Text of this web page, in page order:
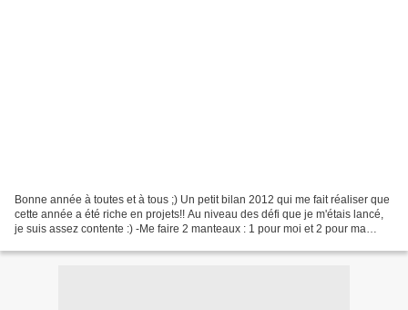
Bonne année à toutes et à tous ;) Un petit bilan 2012 qui me fait réaliser que
cette année a été riche en projets!! Au niveau des défi que je m'étais lancé,
je suis assez contente :) -Me faire 2 manteaux : 1 pour moi et 2 pour ma